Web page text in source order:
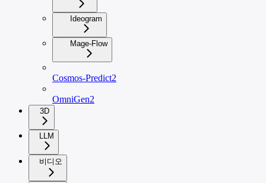
Ideogram
Mage-Flow
Cosmos-Predict2
OmniGen2
3D
LLM
비디오